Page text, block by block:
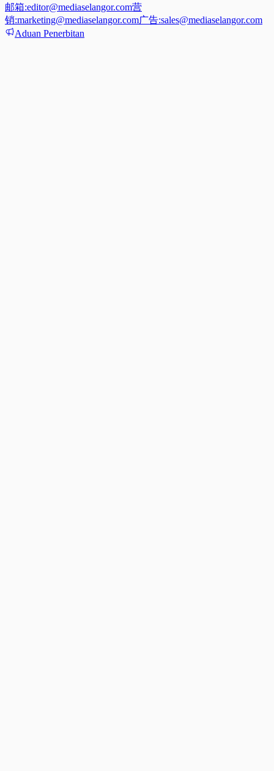
邮箱:editor@mediaselangor.com营
销:marketing@mediaselangor.com广告:sales@mediaselangor.com
Aduan Penerbitan